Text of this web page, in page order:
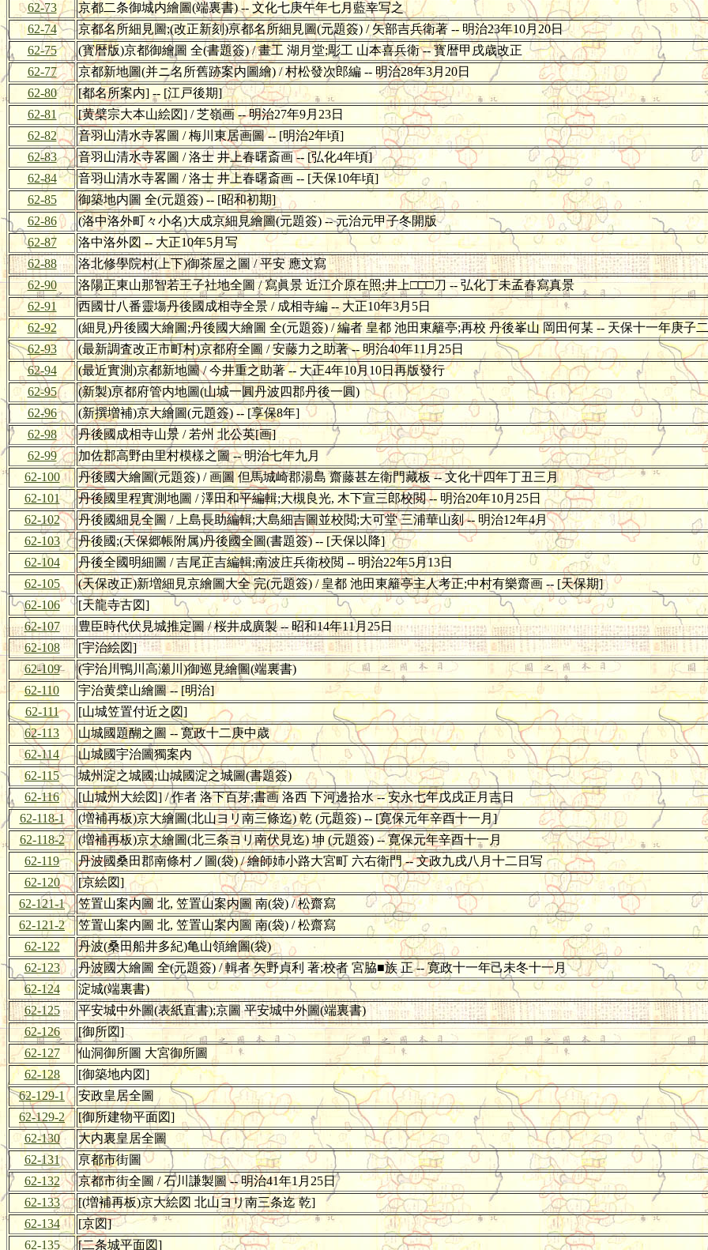
62-73
京都二条御城内繪圖(端裏書) -- 文化七庚午年七月藍幸写之
62-74
京都名所細見圖;(改正新刻)亰都名所細見圖(元題簽) / 矢部吉兵衛著 -- 明治23年10月20日
62-75
(寳暦版)京都御繪圖 全(書題簽) / 畫工 湖月堂;彫工 山本喜兵衛 -- 寳暦甲戌歳改正
62-77
京都新地圖(并ニ名所舊跡案内圖繪) / 村松發次郎編 -- 明治28年3月20日
62-80
[都名所案内] -- [江戸後期]
62-81
[黄檗宗大本山絵図] / 芝嶺画 -- 明治27年9月23日
62-82
音羽山清水寺畧圖 / 梅川東居画圖 -- [明治2年頃]
62-83
音羽山清水寺畧圖 / 洛士 井上春曙斎画 -- [弘化4年頃]
62-84
音羽山清水寺畧圖 / 洛士 井上春曙斎画 -- [天保10年頃]
62-85
御築地内圖 全(元題簽) -- [昭和初期]
62-86
(洛中洛外町々小名)大成京細見繪圖(元題簽) -- 元治元甲子冬開版
62-87
洛中洛外図 -- 大正10年5月写
62-88
洛北修學院村(上下)御茶屋之圖 / 平安 應文寫
62-90
洛陽正東山那智若王子社地全圖 / 寫眞景 近江介原在照;井上□□□刀 -- 弘化丁未孟春寫真景
62-91
西國廿八番靈塲丹後國成相寺全景 / 成相寺編 -- 大正10年3月5日
62-92
(細見)丹後國大繪圖;丹後國大繪圖 全(元題簽) / 編者 皇都 池田東籬亭;再校 丹後峯山 岡田何某 -- 天保十一年庚子
62-93
(最新調査改正市町村)京都府全圖 / 安藤力之助著 -- 明治40年11月25日
62-94
(最近實測)京都新地圖 / 今井重之助著 -- 大正4年10月10日再版發行
62-95
(新製)亰都府管内地圖(山城一圓丹波四郡丹後一圓)
62-96
(新撰増補)京大繪圖(元題簽) -- [享保8年]
62-98
丹後國成相寺山景 / 若州 北公英[画]
62-99
加佐郡高野由里村模樣之圖 -- 明治七年九月
62-100
丹後國大繪圖(元題簽) / 画圖 但馬城崎郡湯島 齋藤甚左衛門藏板 -- 文化十四年丁丑三月
62-101
丹後國里程實測地圖 / 澤田和平編輯;大槻良光, 木下宣三郎校閲 -- 明治20年10月25日
62-102
丹後國細見全圖 / 上島長助編輯;大島細吉圖並校閲;大可堂 三浦華山刻 -- 明治12年4月
62-103
丹後國;(天保郷帳附属)丹後國全圖(書題簽) -- [天保以降]
62-104
丹後全國明細圖 / 吉尾正吉編輯;南波庄兵衛校閲 -- 明治22年5月13日
62-105
(天保改正)新増細見京繪圖大全 完(元題簽) / 皇都 池田東籬亭主人考正;中村有樂齋画 -- [天保期]
62-106
[天龍寺古図]
62-107
豊臣時代伏見城推定圖 / 桜井成廣製 -- 昭和14年11月25日
62-108
[宇治絵図]
62-109
(宇治川鴨川高瀬川)御巡見繪圖(端裏書)
62-110
宇治黄檗山繪圖 -- [明治]
62-111
[山城笠置付近之図]
62-113
山城國題醐之圖 -- 寛政十二庚中歳
62-114
山城國宇治圖獨案内
62-115
城州淀之城國;山城國淀之城圖(書題簽)
62-116
[山城州大絵図] / 作者 洛下百芽;書画 洛西 下河邊拾水 -- 安永七年戊戌正月吉日
62-118-1
(増補再板)京大繪圖(北山ヨリ南三條迄) 乾 (元題簽) -- [寛保元年辛酉十一月]
62-118-2
(増補再板)京大繪圖(北三条ヨリ南伏見迄) 坤 (元題簽) -- 寛保元年辛酉十一月
62-119
丹波國桑田郡南條村ノ圖(袋) / 繪師姉小路大宮町 六右衛門 -- 文政九戌八月十二日写
62-120
[京絵図]
62-121-1
笠置山案内圖 北, 笠置山案内圖 南(袋) / 松齋寫
62-121-2
笠置山案内圖 北, 笠置山案内圖 南(袋) / 松齋寫
62-122
丹波(桑田船井多紀)亀山領繪圖(袋)
62-123
丹波國大繪圖 全(元題簽) / 輯者 矢野貞利 著;校者 宮脇■族 正 -- 寛政十一年己未冬十一月
62-124
淀城(端裏書)
62-125
平安城中外圖(表紙直書);京圖 平安城中外圖(端裏書)
62-126
[御所図]
62-127
仙洞御所圖 大宮御所圖
62-128
[御築地内図]
62-129-1
安政皇居全圖
62-129-2
[御所建物平面図]
62-130
大内裏皇居全圖
62-131
亰都市街圖
62-132
京都市街全圖 / 石川謙製圖 -- 明治41年1月25日
62-133
[(増補再板)京大絵図 北山ヨリ南三条迄 乾]
62-134
[京図]
62-135
[二条城平面図]